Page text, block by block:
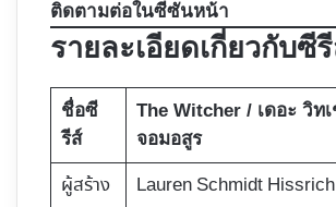
ติดตามต่อในซีซันหน้า
รายละเอียดเกี่ยวกับซี
ชื่อซี
รีส์
The Witcher / เดอะ วิท
จอมอสูร
ผู้สร้าง Lauren Schmidt Hissrich